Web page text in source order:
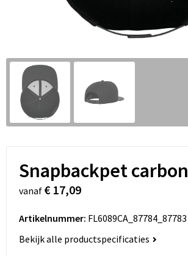
Snapbackpet carbon
vanaf € 17,09
Artikelnummer: FL6089CA_87784_87783
Bekijk alle productspecificaties